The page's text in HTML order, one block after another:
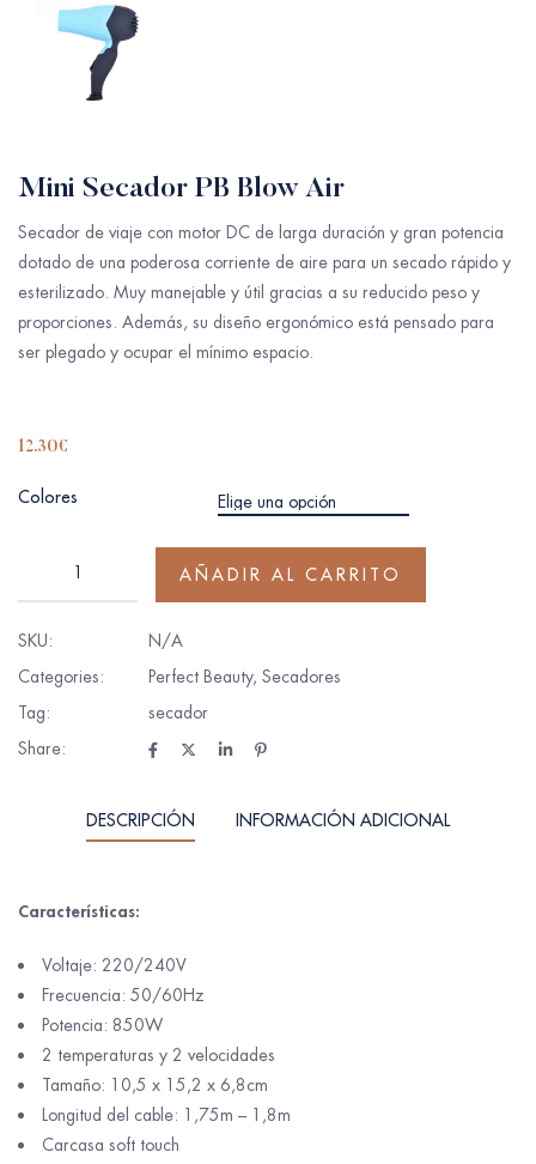
Mini Secador PB Blow Air
Secador de viaje con motor DC de larga duración y gran potencia
dotado de una poderosa corriente de aire para un secado rápido y
esterilizado. Muy manejable y útil gracias a su reducido peso y
proporciones. Además, su diseño ergonómico está pensado para
ser plegado y ocupar el mínimo espacio.
12.30€
Colores
AÑADIR AL CARRITO
SKU:
N/A
Categories:
Perfect Beauty, Secadores
Tag:
secador
Share:
DESCRIPCIÓN INFORMACIÓN ADICIONAL
Características:
Voltaje: 220/240V
Frecuencia: 50/60Hz
Potencia: 850W
2 temperaturas y 2 velocidades
Tamaño: 10,5 x 15,2 x 6,8cm
Longitud del cable: 1,75m – 1,8m
Carcasa soft touch